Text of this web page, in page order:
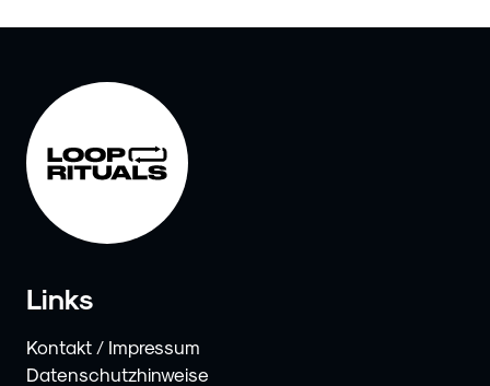
Links
Kontakt / Impressum
Datenschutzhinweise